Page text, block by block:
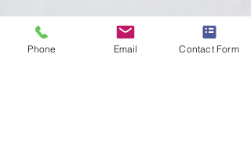
Phone Email Contact Form